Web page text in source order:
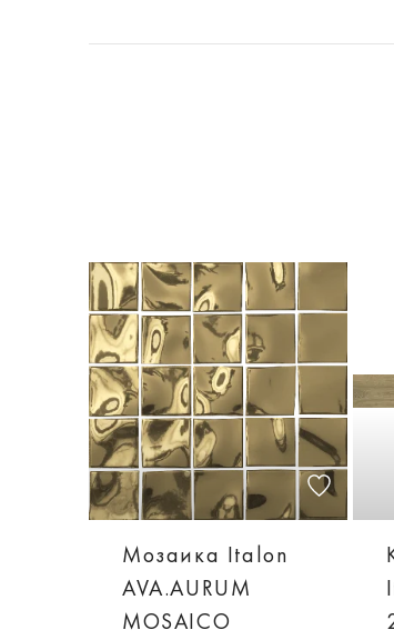
Мозаика Italon
AVA.AURUM
MOSAICO